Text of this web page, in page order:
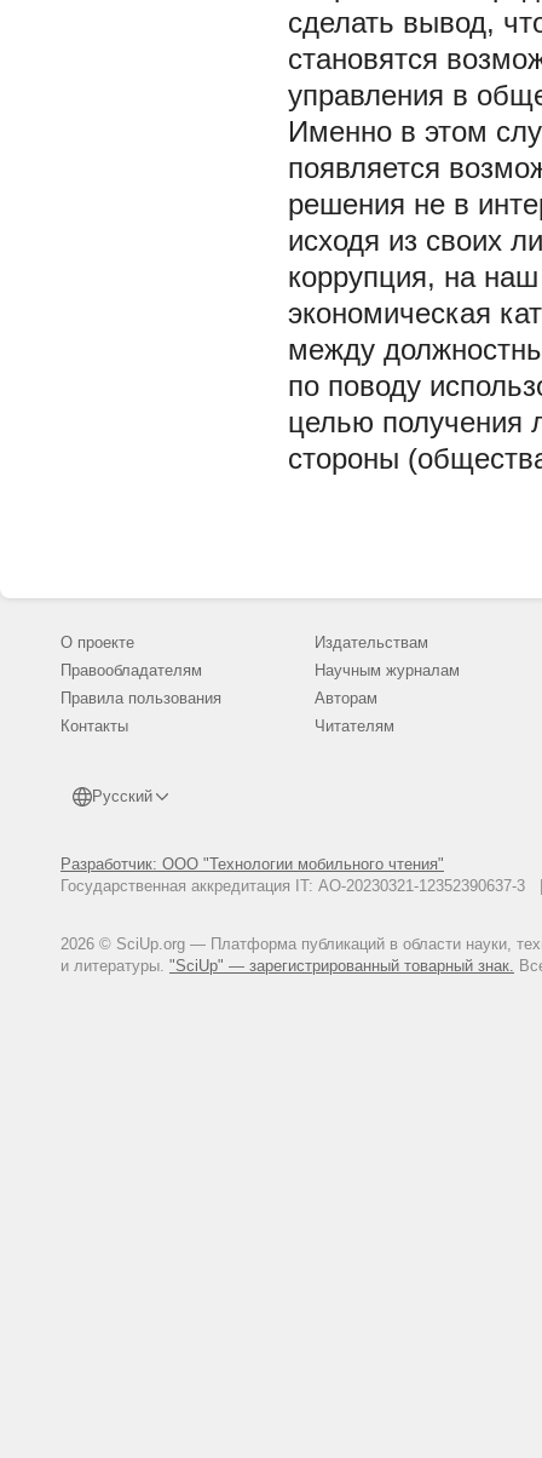
сделать вывод,
становятся
управления в
Именно в этом
появляется
решения не в
исходя из своих
коррупция, на
экономическая
между
по поводу
целью получения
стороны
О проекте
Правообладателям
Правила пользования
Контакты
Русский
Разработчик: ООО "Технологии мобильного чтения"
Государственная аккредитация IT: АО-20230321-
2026 © SciUp.org — Платформа публикаций в области науки,
и литературы. "SciUp" — зарегистрированный товарный знак.
Издательствам
Научным журналам
Авторам
Читателям